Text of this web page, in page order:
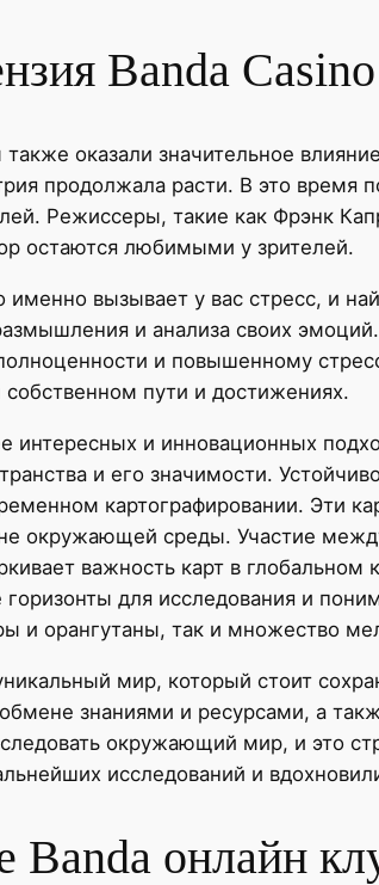
Banda Casino
оказали значительное
продолжала расти. В это
Режиссеры, такие как Фрэнк
остаются любимыми у зрителей.
вызывает у вас стресс, и
и анализа своих
и повышенному
пути и достижениях.
и инновационных
и его значимости.
картографировании. Эти
окружающей среды. Участие
важность карт в
для исследования и
и орангутаны, так и множество
мир, который стоит
знаниями и ресурсами, а
окружающий мир, и это
исследований и
Banda онлайн